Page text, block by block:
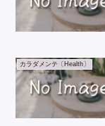
カラダメンテ〔Health〕